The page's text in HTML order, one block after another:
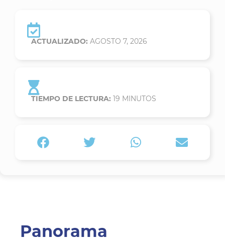
ACTUALIZADO: AGOSTO 7, 2026
TIEMPO DE LECTURA: 19 MINUTOS
Panorama